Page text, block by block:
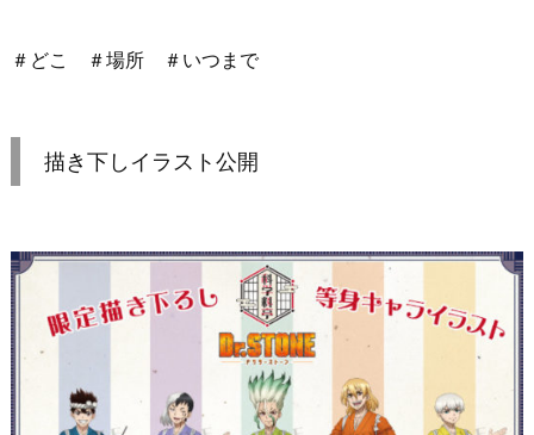
＃どこ ＃場所 ＃いつまで
描き下しイラスト公開